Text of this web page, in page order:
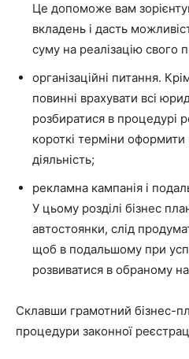
Це допоможе вам
вкладень і дасть
суму на реалізацію свого
організаційні питання.
повинні врахувати всі
розбиратися в процедурі
короткі терміни оформити
діяльність;
рекламна кампанія і
У цьому розділі бізнес
автостоянки, слід
щоб в подальшому при
розвиватися в обраному
Склавши грамотний бізнес-
процедури законної